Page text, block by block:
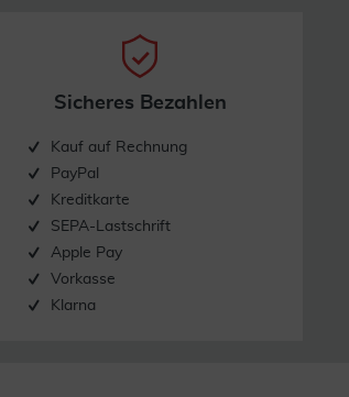
Sicheres Bezahlen
Kauf auf Rechnung
PayPal
Kreditkarte
SEPA-Lastschrift
Apple Pay
Vorkasse
Klarna